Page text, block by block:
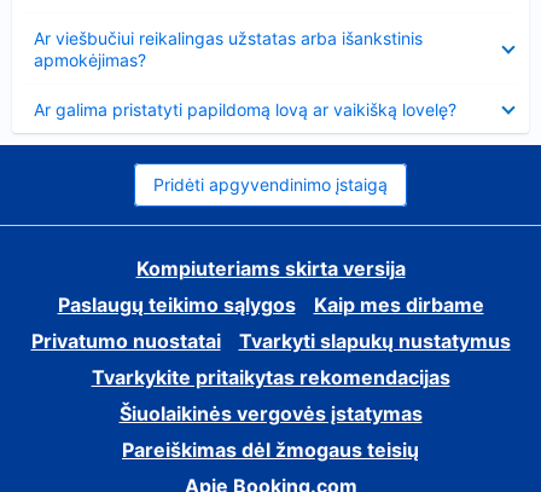
Ar viešbučiui reikalingas užstatas arba išankstinis
apmokėjimas?
Ar galima pristatyti papildomą lovą ar vaikišką lovelę?
Pridėti apgyvendinimo įstaigą
Kompiuteriams skirta versija
Paslaugų teikimo sąlygos
Kaip mes dirbame
Privatumo nuostatai
Tvarkyti slapukų nustatymus
Tvarkykite pritaikytas rekomendacijas
Šiuolaikinės vergovės įstatymas
Pareiškimas dėl žmogaus teisių
Apie Booking.com